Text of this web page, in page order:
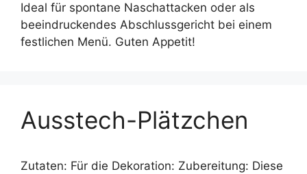
Ideal für spontane Naschattacken oder als
beeindruckendes Abschlussgericht bei einem
festlichen Menü. Guten Appetit!
Ausstech-Plätzchen
Zutaten: Für die Dekoration: Zubereitung: Diese